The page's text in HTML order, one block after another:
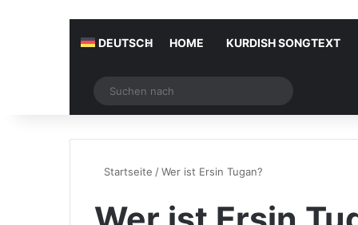
DEUTSCH HOME KURDISH SONGTEXT
Zufälliger Artikel
nach
Startseite /Wer ist Ersin Tugan?